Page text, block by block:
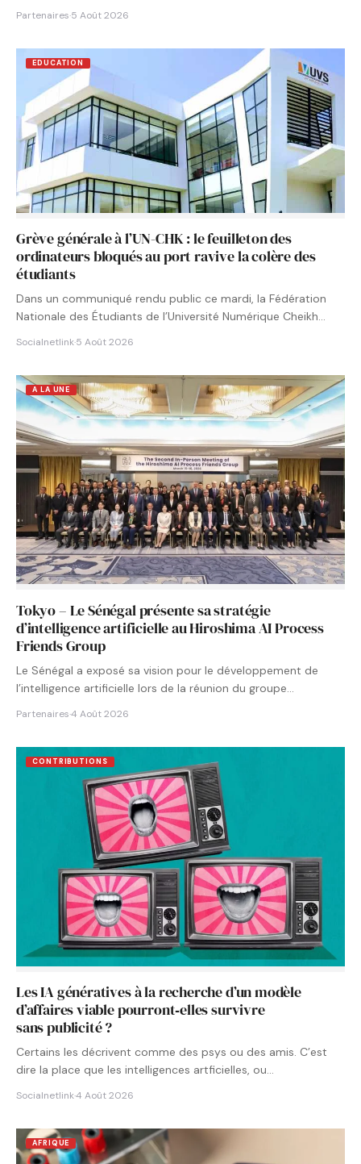
Partenaires·5 Août 2026
EDUCATION
Grève générale à l’UN-CHK : le feuilleton des
ordinateurs bloqués au port ravive la colère des
étudiants
Dans un communiqué rendu public ce mardi, la Fédération
Nationale des Étudiants de l’Université Numérique Cheikh
Socialnetlink·5 Août 2026
A LA UNE
Tokyo – Le Sénégal présente sa stratégie
d’intelligence artificielle au Hiroshima AI Process
Friends Group
Le Sénégal a exposé sa vision pour le développement de
l’intelligence artificielle lors de la réunion du groupe…
Partenaires·4 Août 2026
CONTRIBUTIONS
Les IA génératives à la recherche d’un modèle
d’affaires viable pourront‑elles survivre
sans publicité ?
Certains les décrivent comme des psys ou des amis. C’est
dire la place que les intelligences artficielles, ou…
Socialnetlink·4 Août 2026
AFRIQUE